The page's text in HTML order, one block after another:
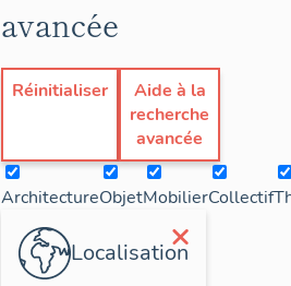
avancée
Réinitialiser
Aide à la
recherche
avancée
ArchitectureObjetMobilierCollectif
×
Localisation